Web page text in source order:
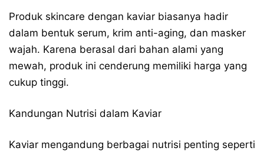
Produk skincare dengan kaviar biasanya hadir
dalam bentuk serum, krim anti-aging, dan masker
wajah. Karena berasal dari bahan alami yang
mewah, produk ini cenderung memiliki harga yang
cukup tinggi.
Kandungan Nutrisi dalam Kaviar
Kaviar mengandung berbagai nutrisi penting seperti